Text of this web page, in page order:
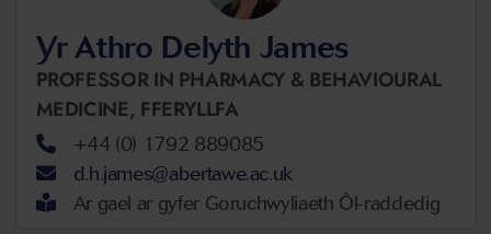
Yr Athro Delyth James
PROFESSOR IN PHARMACY & BEHAVIOURAL
MEDICINE, FFERYLLFA
+44 (0) 1792 889085
d.h.james@abertawe.ac.uk
Ar gael ar gyfer Goruchwyliaeth Ôl-raddedig